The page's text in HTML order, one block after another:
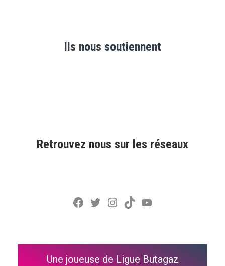
Ils nous soutiennent
Retrouvez nous sur les réseaux
Facebook
Twitter
Instagram
TikTokYouTube
Une joueuse de Ligue Butagaz